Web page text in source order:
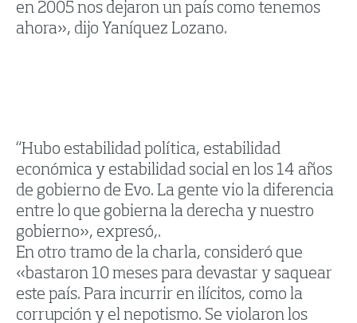
en 2005 nos dejaron un país como tenemos
ahora», dijo Yaníquez Lozano.
“Hubo estabilidad política, estabilidad
económica y estabilidad social en los 14 años
de gobierno de Evo. La gente vio la diferencia
entre lo que gobierna la derecha y nuestro
gobierno», expresó,.
En otro tramo de la charla, consideró que
«bastaron 10 meses para devastar y saquear
este país. Para incurrir en ilícitos, como la
corrupción y el nepotismo. Se violaron los